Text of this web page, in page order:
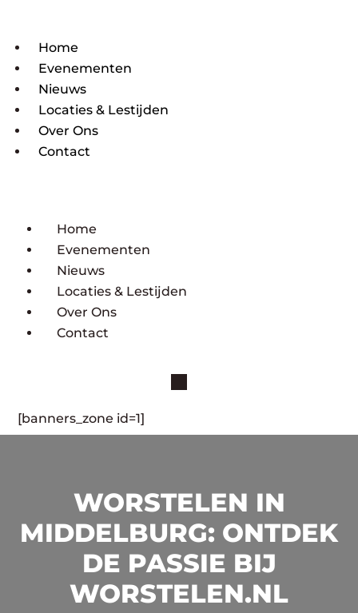
Home
Evenementen
Nieuws
Locaties & Lestijden
Over Ons
Contact
Home
Evenementen
Nieuws
Locaties & Lestijden
Over Ons
Contact
[banners_zone id=1]
WORSTELEN IN
MIDDELBURG: ONTDEK
DE PASSIE BIJ
WORSTELEN.NL